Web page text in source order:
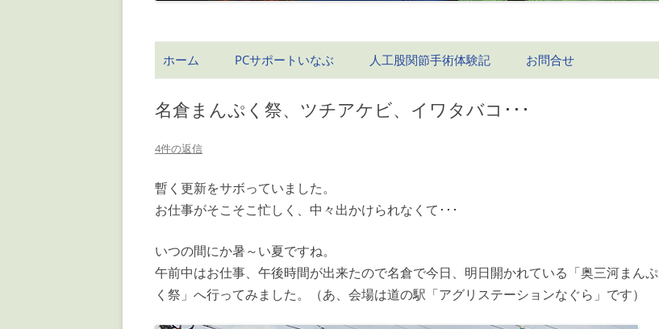
コ
ン
ホーム PCサポートいなぶ 人工股関節手術体験記 お問合せ
名倉まんぷく祭、ツチアケビ、イワタバコ･･･
4件の返信
暫く更新をサボっていました。
お仕事がそこそこ忙しく、中々出かけられなくて･･･
いつの間にか暑～い夏ですね。
午前中はお仕事、午後時間が出来たので名倉で今日、明日開かれている「奥三河まんぷ
く祭」へ行ってみました。（あ、会場は道の駅「アグリステーションなぐら」です）